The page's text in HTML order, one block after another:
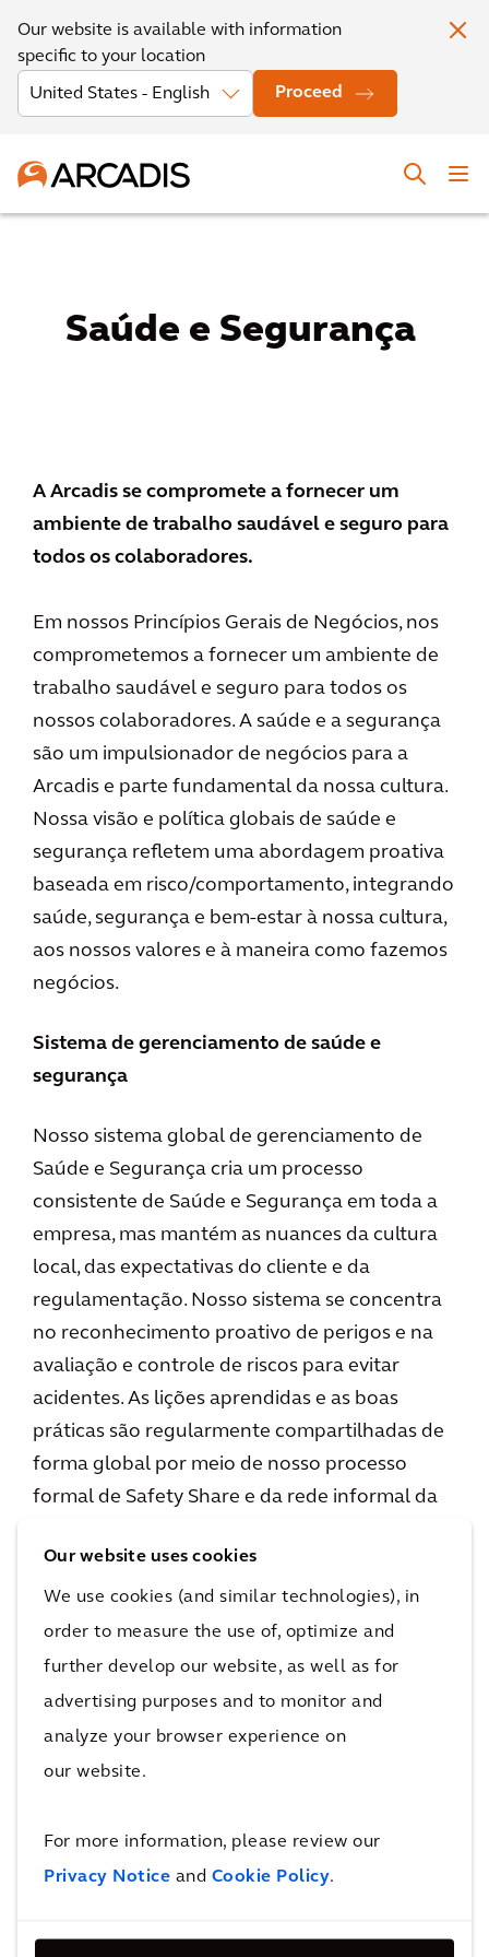
Our website uses cookies
We use cookies (and similar technologies), in
order to measure the use of, optimize and
further develop our website, as well as for
advertising purposes and to monitor and
analyze your browser experience on
our website.
For more information, please review our
Privacy Notice and Cookie Policy.
Our website is available with information
specific to your location
Proceed
Saúde e Segurança
A Arcadis se compromete a fornecer um
ambiente de trabalho saudável e seguro para
todos os colaboradores.
Em nossos Princípios Gerais de Negócios, nos
comprometemos a fornecer um ambiente de
trabalho saudável e seguro para todos os
nossos colaboradores. A saúde e a segurança
são um impulsionador de negócios para a
Arcadis e parte fundamental da nossa cultura.
Nossa visão e política globais de saúde e
segurança refletem uma abordagem proativa
baseada em risco/comportamento, integrando
saúde, segurança e bem-estar à nossa cultura,
aos nossos valores e à maneira como fazemos
negócios.
Sistema de gerenciamento de saúde e
segurança
Nosso sistema global de gerenciamento de
Saúde e Segurança cria um processo
consistente de Saúde e Segurança em toda a
empresa, mas mantém as nuances da cultura
local, das expectativas do cliente e da
regulamentação. Nosso sistema se concentra
no reconhecimento proativo de perigos e na
avaliação e controle de riscos para evitar
acidentes. As lições aprendidas e as boas
práticas são regularmente compartilhadas de
forma global por meio de nosso processo
formal de Safety Share e da rede informal da
realize seu trabalho de forma a proteger a si
mesma e aos outros. Ele oferece as
ferramentas para que os colaboradores
sempre possam implementar práticas de
trabalho saudáveis e seguras, incentivando-os
a usar essas ferramentas fora do trabalho para
manter uma vida pessoal também saudável e
Estamos continuamente nos esforçando para
não prejudicar as pessoas, através de um foco